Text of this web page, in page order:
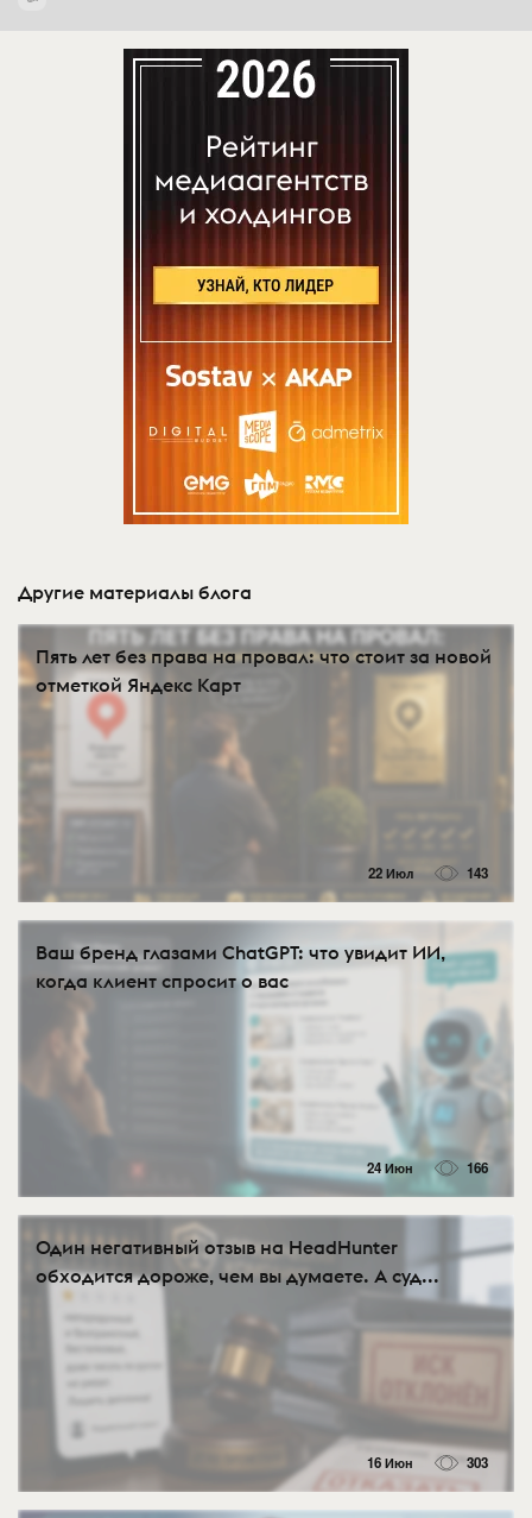
Другие материалы блога
Пять лет без права на провал: что стоит за новой
отметкой Яндекс Карт
22 Июл 143
Ваш бренд глазами ChatGPT: что увидит ИИ,
когда клиент спросит о вас
24 Июн 166
Один негативный отзыв на HeadHunter
обходится дороже, чем вы думаете. А суд...
16 Июн 303